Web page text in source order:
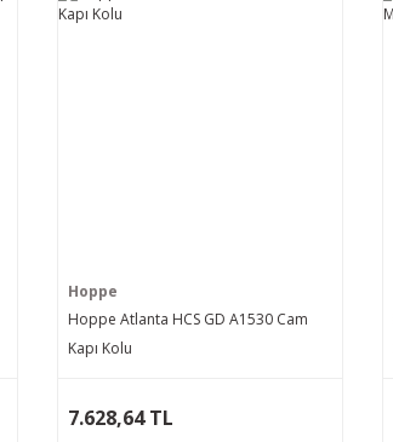
Hoppe
Hoppe Atlanta HCS GD A1530 Cam
Kapı Kolu
7.628,64 TL